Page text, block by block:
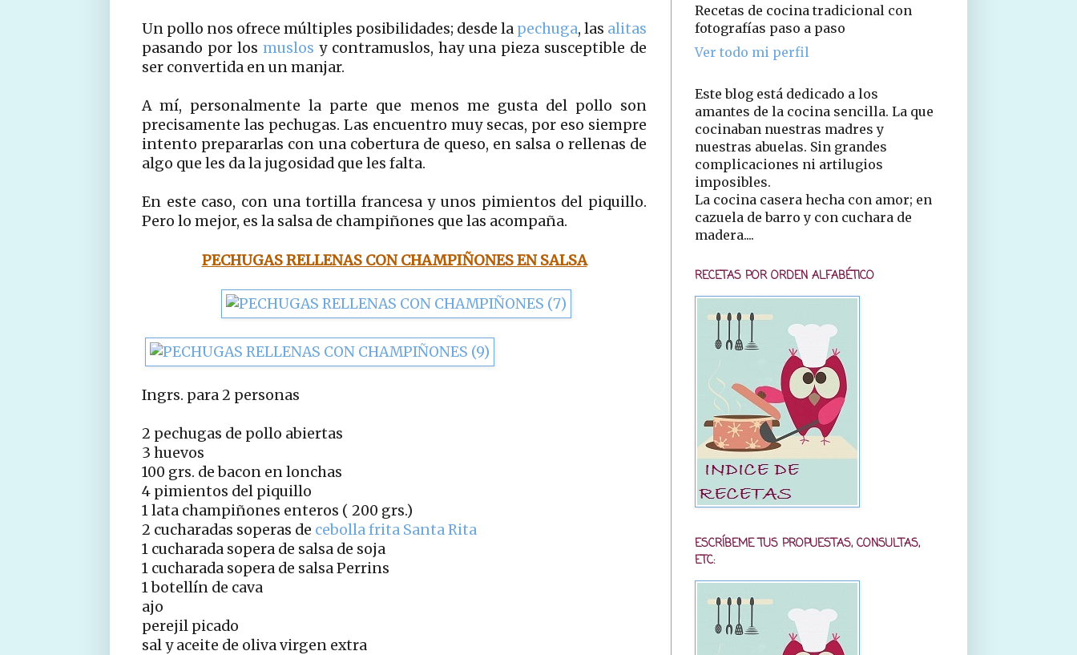
Un pollo nos ofrece múltiples posibilidades; desde la pechuga, las alitas
pasando por los muslos y contramuslos, hay una pieza susceptible de
ser convertida en un manjar.
A mí, personalmente la parte que menos me gusta del pollo son
precisamente las pechugas. Las encuentro muy secas, por eso siempre
intento prepararlas con una cobertura de queso, en salsa o rellenas de
algo que les da la jugosidad que les falta.
En este caso, con una tortilla francesa y unos pimientos del piquillo.
Pero lo mejor, es la salsa de champiñones que las acompaña.
PECHUGAS RELLENAS CON CHAMPIÑONES EN SALSA
Ingrs. para 2 personas
2 pechugas de pollo abiertas
3 huevos
100 grs. de bacon en lonchas
4 pimientos del piquillo
1 lata champiñones enteros ( 200 grs.)
2 cucharadas soperas de cebolla frita Santa Rita
1 cucharada sopera de salsa de soja
1 cucharada sopera de salsa Perrins
1 botellín de cava
ajo
perejil picado
sal y aceite de oliva virgen extra
Recetas de cocina tradicional con
fotografías paso a paso
Ver todo mi perfil
Este blog está dedicado a los
amantes de la cocina sencilla. La que
cocinaban nuestras madres y
nuestras abuelas. Sin grandes
complicaciones ni artilugios
imposibles.
La cocina casera hecha con amor; en
cazuela de barro y con cuchara de
madera....
RECETAS POR ORDEN ALFABÉTICO
ESCRÍBEME TUS PROPUESTAS, CONSULTAS,
ETC: